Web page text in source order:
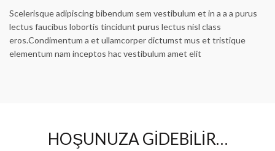
Scelerisque adipiscing bibendum sem vestibulum et in a a a purus
lectus faucibus lobortis tincidunt purus lectus nisl class
eros.Condimentum a et ullamcorper dictumst mus et tristique
elementum nam inceptos hac vestibulum amet elit
HOŞUNUZA GIDEBILIR…